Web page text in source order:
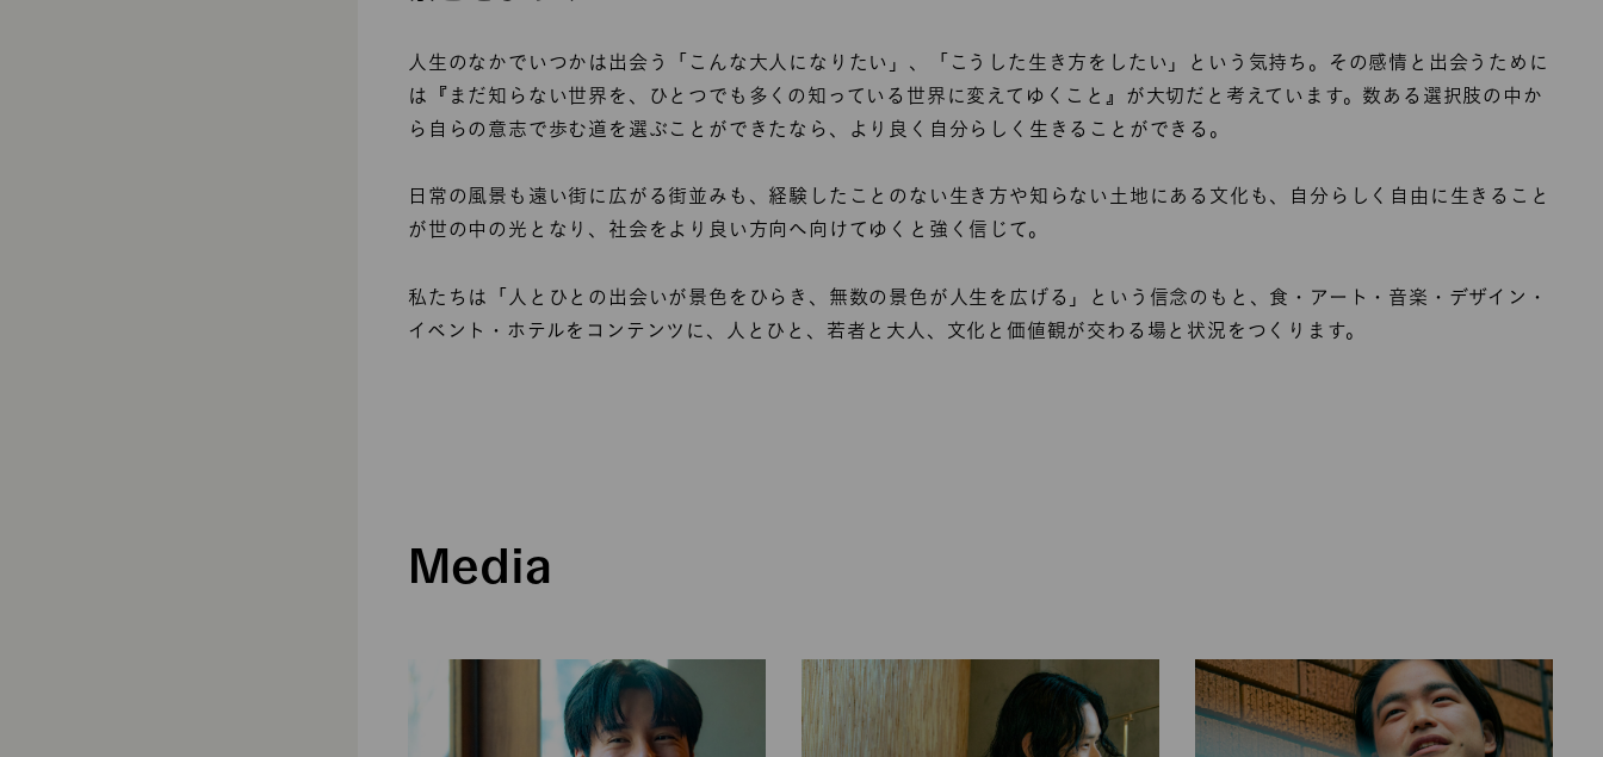
人生のなかでいつかは出会う「こんな大人になりたい」、「こうした生き方をしたい」という気持ち。その感情と出会うために
は『まだ知らない世界を、ひとつでも多くの知っている世界に変えてゆくこと』が大切だと考えています。数ある選択肢の中か
ら自らの意志で歩む道を選ぶことができたなら、より良く自分らしく生きることができる。
日常の風景も遠い街に広がる街並みも、経験したことのない生き方や知らない土地にある文化も、自分らしく自由に生きること
が世の中の光となり、社会をより良い方向へ向けてゆくと強く信じて。
私たちは「人とひとの出会いが景色をひらき、無数の景色が人生を広げる」という信念のもと、食・アート・音楽・デザイン・
イベント・ホテルをコンテンツに、人とひと、若者と大人、文化と価値観が交わる場と状況をつくります。
Media